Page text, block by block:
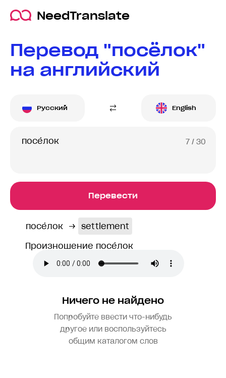
NeedTranslate
Перевод "посёлок"
на английский
Русский English
7 / 30
Перевести
посёлок → settlement
Произношение посёлок
Ничего не найдено
Попробуйте ввести что-нибудь
другое или воспользуйтесь
общим каталогом слов